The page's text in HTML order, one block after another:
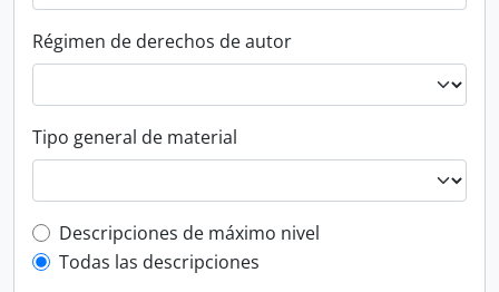
Régimen de derechos de autor
Tipo general de material
Top-level description filter
Descripciones de máximo nivel
Todas las descripciones